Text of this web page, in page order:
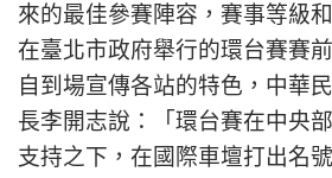
來的最佳參賽陣容，賽事等級
在臺北市政府舉行的環台賽賽
自到場宣傳各站的特色，中華
長李開志說：「環台賽在中央
支持之下，在國際車壇打出名